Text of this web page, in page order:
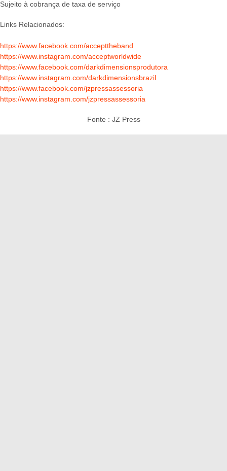
Sujeito à cobrança de taxa de serviço
Links Relacionados:
https://www.facebook.com/accepttheband
https://www.instagram.com/acceptworldwide
https://www.facebook.com/darkdimensionsprodutora
https://www.instagram.com/darkdimensionsbrazil
https://www.facebook.com/jzpressassessoria
https://www.instagram.com/jzpressassessoria
Fonte : JZ Press